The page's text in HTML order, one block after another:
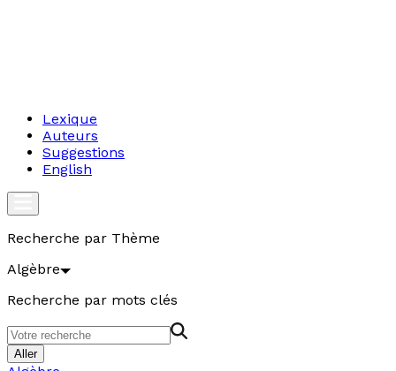
Lexique
Auteurs
Suggestions
English
Recherche par Thème
Algèbre
Recherche par mots clés
Aller